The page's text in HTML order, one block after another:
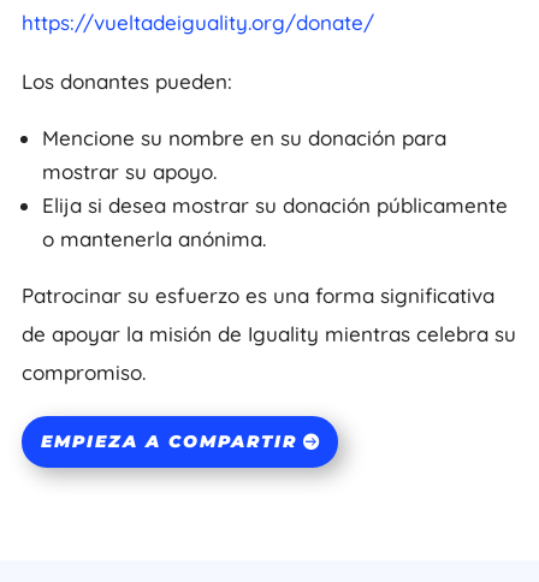
https://vueltadeiguality.org/donate/
Los donantes pueden:
Mencione su nombre en su donación para
mostrar su apoyo.
Elija si desea mostrar su donación públicamente
o mantenerla anónima.
Patrocinar su esfuerzo es una forma significativa
de apoyar la misión de Iguality mientras celebra su
compromiso.
EMPIEZA A COMPARTIR